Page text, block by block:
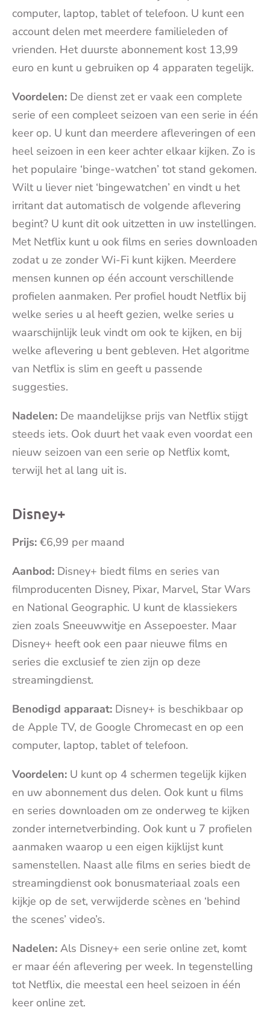
computer, laptop, tablet of telefoon. U kunt een
account delen met meerdere familieleden of
vrienden. Het duurste abonnement kost 13,99
euro en kunt u gebruiken op 4 apparaten tegelijk.
Voordelen: De dienst zet er vaak een complete
serie of een compleet seizoen van een serie in één
keer op. U kunt dan meerdere afleveringen of een
heel seizoen in een keer achter elkaar kijken. Zo is
het populaire ‘binge-watchen’ tot stand gekomen.
Wilt u liever niet ‘bingewatchen’ en vindt u het
irritant dat automatisch de volgende aflevering
begint? U kunt dit ook uitzetten in uw instellingen.
Met Netflix kunt u ook films en series downloaden
zodat u ze zonder Wi-Fi kunt kijken. Meerdere
mensen kunnen op één account verschillende
profielen aanmaken. Per profiel houdt Netflix bij
welke series u al heeft gezien, welke series u
waarschijnlijk leuk vindt om ook te kijken, en bij
welke aflevering u bent gebleven. Het algoritme
van Netflix is slim en geeft u passende
suggesties.
Nadelen: De maandelijkse prijs van Netflix stijgt
steeds iets. Ook duurt het vaak even voordat een
nieuw seizoen van een serie op Netflix komt,
terwijl het al lang uit is.
Disney+
Prijs: €6,99 per maand
Aanbod: Disney+ biedt films en series van
filmproducenten Disney, Pixar, Marvel, Star Wars
en National Geographic. U kunt de klassiekers
zien zoals Sneeuwwitje en Assepoester. Maar
Disney+ heeft ook een paar nieuwe films en
series die exclusief te zien zijn op deze
streamingdienst.
Benodigd apparaat: Disney+ is beschikbaar op
de Apple TV, de Google Chromecast en op een
computer, laptop, tablet of telefoon.
Voordelen: U kunt op 4 schermen tegelijk kijken
en uw abonnement dus delen. Ook kunt u films
en series downloaden om ze onderweg te kijken
zonder internetverbinding. Ook kunt u 7 profielen
aanmaken waarop u een eigen kijklijst kunt
samenstellen. Naast alle films en series biedt de
streamingdienst ook bonusmateriaal zoals een
kijkje op de set, verwijderde scènes en ‘behind
the scenes’ video’s.
Nadelen: Als Disney+ een serie online zet, komt
er maar één aflevering per week. In tegenstelling
tot Netflix, die meestal een heel seizoen in één
keer online zet.